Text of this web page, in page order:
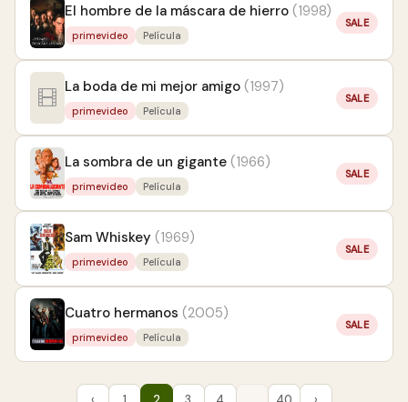
El hombre de la máscara de hierro (1998)
primevideo Película
SALE
La boda de mi mejor amigo (1997)
primevideo Película
SALE
La sombra de un gigante (1966)
primevideo Película
SALE
Sam Whiskey (1969)
primevideo Película
SALE
Cuatro hermanos (2005)
primevideo Película
SALE